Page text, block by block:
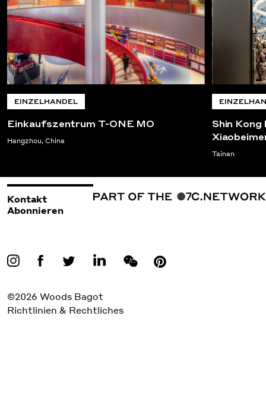
EINZELHANDEL
Einkaufszentrum T-ONE MO
Hangzhou, China
Shin Kong
Tainan
Kontakt
Abonnieren
©2026 Woods Bagot
Richtlinien & Rechtliches